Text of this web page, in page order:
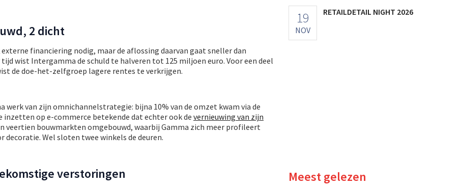
2 dicht
externe financiering nodig, maar de aflossing daarvan gaat sneller dan
wist Intergamma de schuld te halveren tot 125 miljoen euro. Voor een deel
de doe-het-zelfgroep lagere rentes te verkrijgen.
werk van zijn omnichannelstrategie: bijna 10% van de omzet kwam via de
inzetten op e-commerce betekende dat echter ook de vernieuwing van zijn
veertien bouwmarkten omgebouwd, waarbij Gamma zich meer profileert
decoratie. Wel sloten twee winkels de deuren.
verstoringen
19
NOV
RETAILDETAIL NIGHT 2026
Meest gelezen